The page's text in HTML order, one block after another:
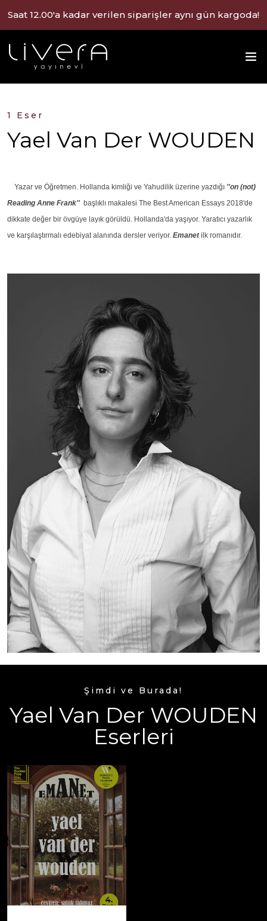
Saat 12.00'a kadar verilen siparişler aynı gün kargoda!
1 Eser
Yael Van Der WOUDEN
Yazar ve Öğretmen. Hollanda kimliği ve Yahudilik üzerine yazdığı ''on (not)
Reading Anne Frank'' başlıklı makalesi The Best American Essays 2018'de
dikkate değer bir övgüye layık görüldü. Hollanda'da yaşıyor. Yaratıcı yazarlık
ve karşılaştırmalı edebiyat alanında dersler veriyor. Emanetilk romanıdır.
Şimdi ve Burada!
Yael Van Der WOUDEN
Eserleri